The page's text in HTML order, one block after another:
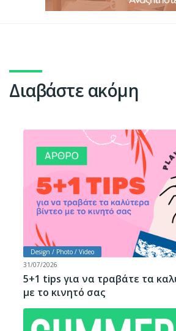
Διαβάστε ακόμη
Design / Photo / Video
31/07/2026
5+1 tips για να τραβάτε τα
με το κινητό σας